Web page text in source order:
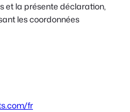
et la présente déclaration,
les coordonnées
fr